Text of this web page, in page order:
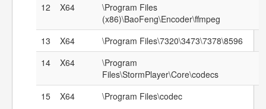
12
X64
\Program Files
(x86)\BaoFeng\Encoder\ffmpeg
13
X64
\Program Files\7320\3473\7378\8596
14
X64
\Program
Files\StormPlayer\Core\codecs
15
X64 \Program Files\codec